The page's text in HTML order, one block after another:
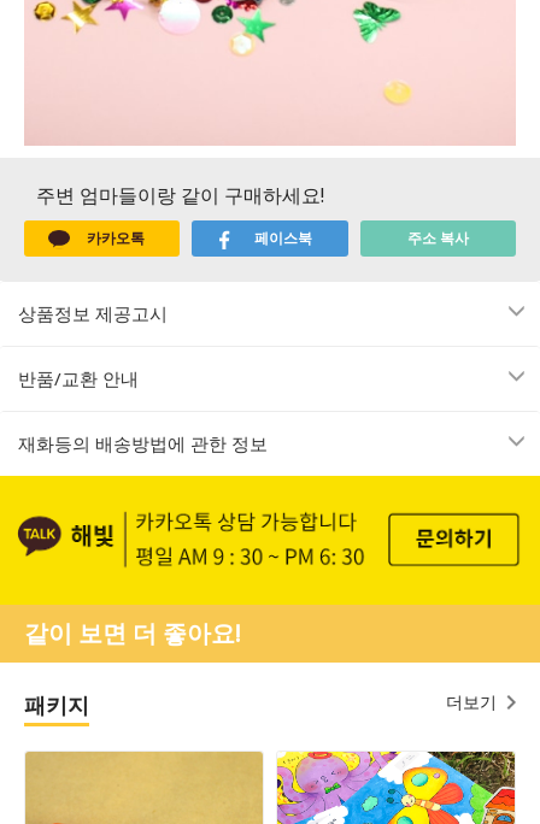
주변 엄마들이랑 같이 구매하세요!
카카오톡 페이스북 주소 복사
상품정보 제공고시
반품/교환 안내
재화등의 배송방법에 관한 정보
같이 보면 더 좋아요!
패키지 더보기